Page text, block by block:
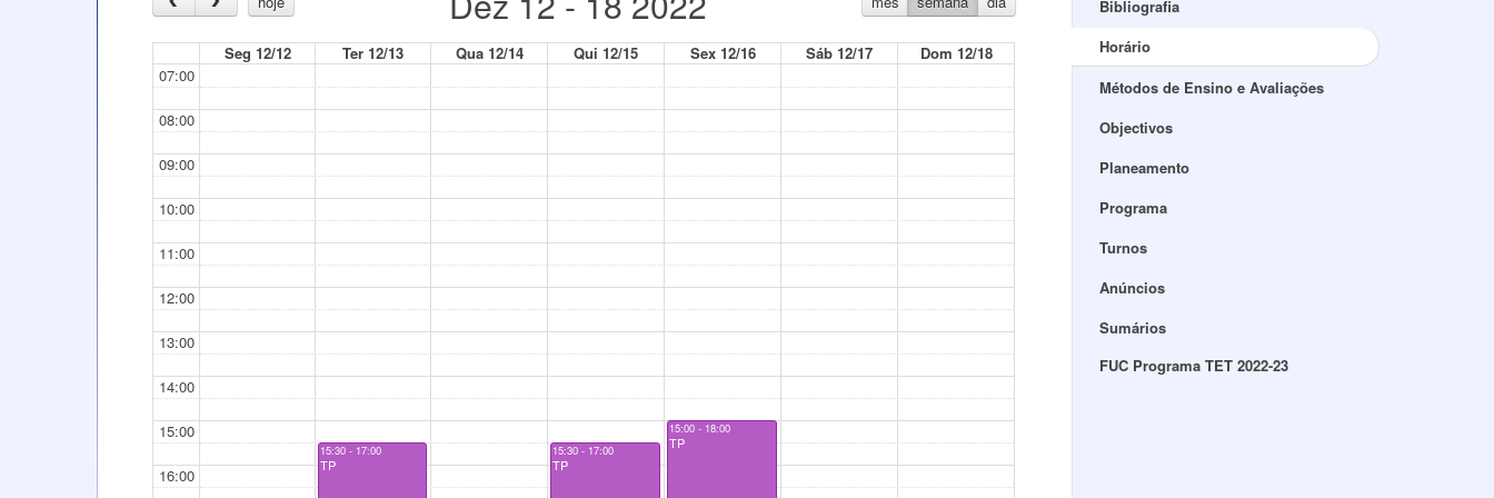
Seg 12/12 Ter 12/13 Qua 12/14 Qui 12/15 Sex 12/16 Sáb 12/17
Dom 12/18
07:00
08:00
09:00
10:00
11:00
12:00
13:00
14:00
15:00
16:00
15:30 - 17:00
TP
15:30 - 17:00
TP
15:00 - 18:00
TP
Bibliografia
Horário
Métodos de Ensino e Avaliações
Objectivos
Planeamento
Programa
Turnos
Anúncios
Sumários
FUC Programa TET 2022-23